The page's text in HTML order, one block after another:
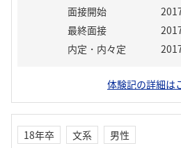
面接開始
最終面接
内定・内々定
体験記の詳細は
18年卒 文系
男性